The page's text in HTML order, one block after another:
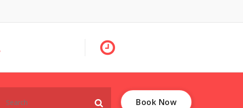
for:
Book Now